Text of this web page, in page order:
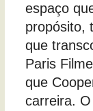
espaço
propósito,
que
Paris
que
carreira.